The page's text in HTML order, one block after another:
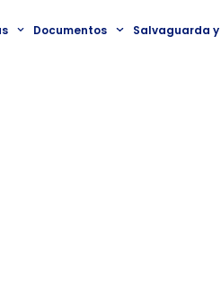
Documentos Salvaguarda y